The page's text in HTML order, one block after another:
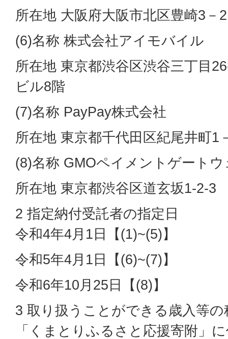
所在地 大阪府大阪市北区豊崎3－
(6)名称 株式会社アイモバイル
所在地 東京都渋谷区渋谷三丁目
ビル8階
(7)名称 PayPay株式会社
所在地 東京都千代田区紀尾井町1
(8)名称 GMOペイメントゲート
所在地 東京都渋谷区道玄坂1-2-3
2 指定納付受託者の指定日
令和4年4月1日【(1)~(5)】
令和5年4月1日【(6)~(7)】
令和6年10月25日【(8)】
3 取り扱うことができる歳入等の
「くまとりふるさと応援寄附」